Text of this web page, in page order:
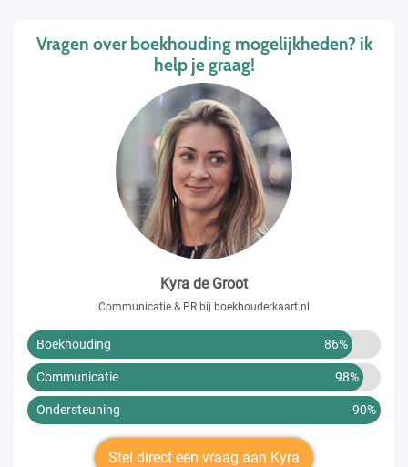
Vragen over boekhouding mogelijkheden? ik
help je graag!
Kyra de Groot
Communicatie & PR bij boekhouderkaart.nl
Boekhouding 86%
Communicatie 98%
Ondersteuning 90%
Stel direct een vraag aan Kyra